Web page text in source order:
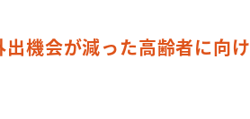
機会が減った高齢者に向